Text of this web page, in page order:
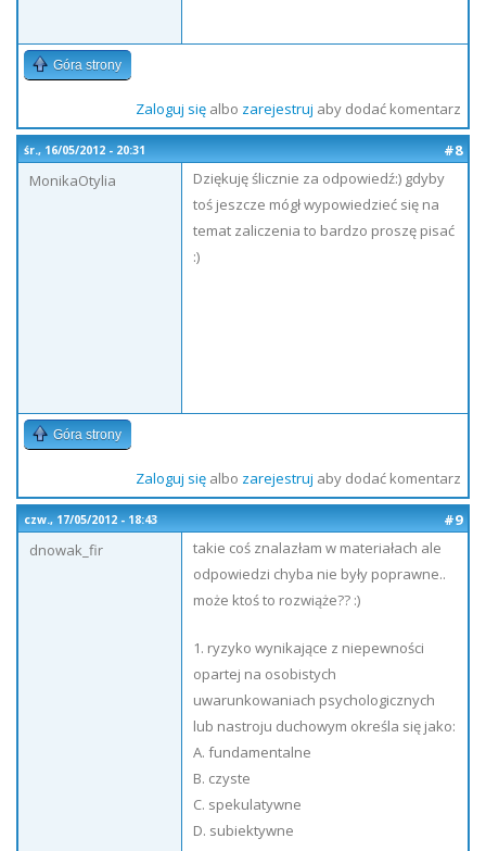
Góra strony
Zaloguj sięalbo zarejestruj aby dodać komentarz
śr., 16/05/2012 - 20:31
#8
MonikaOtylia
Dziękuję ślicznie za odpowiedź:) gdyby
toś jeszcze mógł wypowiedzieć się na
temat zaliczenia to bardzo proszę pisać
:)
Góra strony
Zaloguj sięalbo zarejestruj aby dodać komentarz
czw., 17/05/2012 - 18:43
#9
dnowak_fir
takie coś znalazłam w materiałach ale
odpowiedzi chyba nie były poprawne..
może ktoś to rozwiąże?? :)
1. ryzyko wynikające z niepewności
opartej na osobistych
uwarunkowaniach psychologicznych
lub nastroju duchowym określa się jako:
A. fundamentalne
B. czyste
C. spekulatywne
D. subiektywne